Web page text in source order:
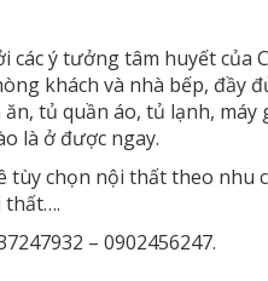
các ý tưởng tâm huyết của
khách và nhà bếp, đầy
tủ quần áo, tủ lạnh,
là ở được ngay.
tùy chọn nội thất theo nhu
thất….
– 0902456247.